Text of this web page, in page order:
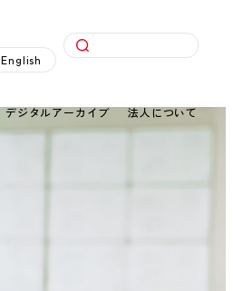
English 検索
デジタルアーカイブ 法人について